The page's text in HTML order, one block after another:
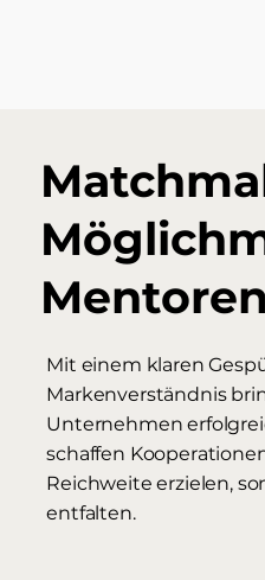
Mentoren
Mit einem klaren
Markenverständnis
Unternehmen
schaffen
Reichweite erzielen,
entfalten.